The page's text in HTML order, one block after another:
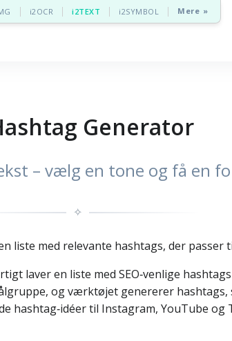
i2OCR i2TEXT i2SYMBOL Mere »
Generator
– vælg en tone og få en
✧
liste med relevante hashtags, der passer
laver en liste med SEO‑venlige
og værktøjet genererer hashtags,
hashtag‑idéer til Instagram, YouTube